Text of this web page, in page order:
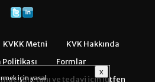
KVKK Metni
KVK Hakkında
Politikası
Formlar
tanı ve tedavi için lütfen
için yasal
x